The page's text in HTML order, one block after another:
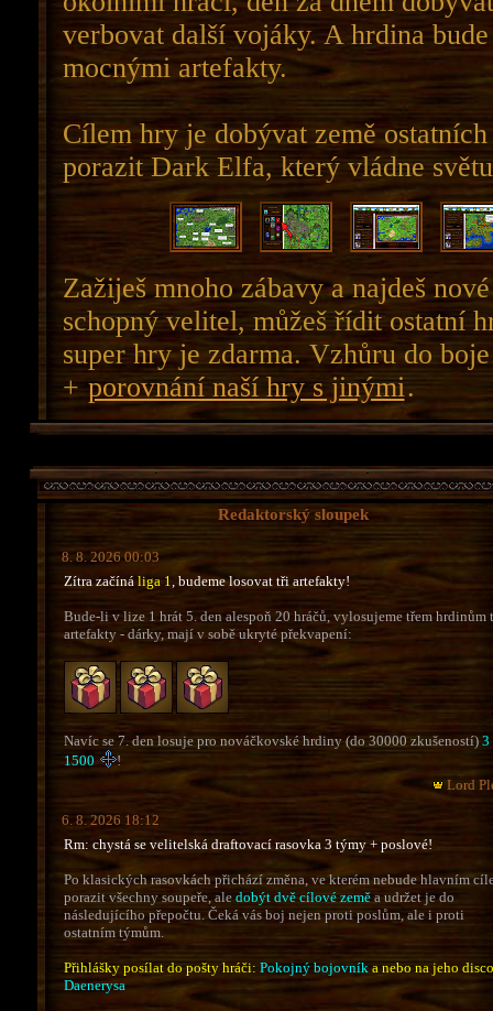
verbovat další vojáky. A hrdina
mocnými artefakty.
Cílem hry je dobývat země
porazit Dark Elfa, který vládne
Zažiješ mnoho zábavy a najdeš
schopný velitel, můžeš řídit ostatní
super hry je zdarma. Vzhůru do
+porovnání naší hry s jinými.
Redaktorský sloupek
8. 8. 2026 00:03
Zítra začínáliga 1, budeme losovat tři artefakty!
Bude-li v lize 1 hrát 5. den alespoň 20 hráčů, vylosujeme třem hrdinům
artefakty - dárky, mají v sobě ukryté překvapení:
Navíc se 7. den losuje pro nováčkovské hrdiny (do 30000 zkušeností) 3
1500
!
Lord
6. 8. 2026 18:12
Rm: chystá se velitelská draftovací rasovka 3 týmy + poslové!
Po klasických rasovkách přichází změna, ve kterém nebude hlavním
porazit všechny soupeře, ale dobýt dvě cílové země a udržet je do
následujícího přepočtu. Čeká vás boj nejen proti poslům, ale i proti
ostatním týmům.
Přihlášky posílat do pošty hráči: Pokojný bojovník a nebo na jeho
Daenerysa